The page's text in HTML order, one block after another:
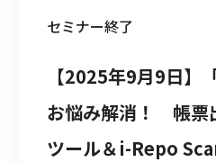
セミナー終了
【2025年9月9日
お悩み解消！　帳
ツール＆i-Repo